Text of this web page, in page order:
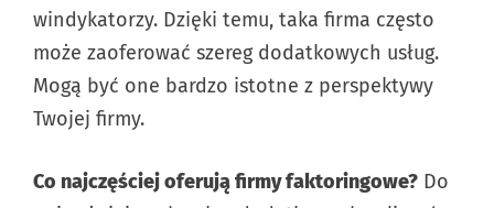
windykatorzy. Dzięki temu, taka firma często
może zaoferować szereg dodatkowych usług.
Mogą być one bardzo istotne z perspektywy
Twojej firmy.
Co najczęściej oferują firmy faktoringowe? Do